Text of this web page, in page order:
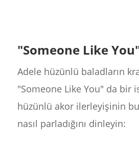
"Someone Like
Adele hüzünlü baladların
"Someone Like You" da bir
hüzünlü akor ilerleyişinin
nasıl parladığını dinleyin: